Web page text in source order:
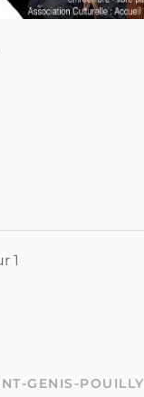
1
GENIS-POUILLY